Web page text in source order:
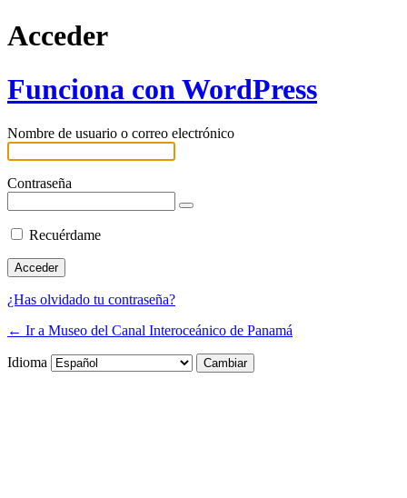
Acceder
Funciona con WordPress
Nombre de usuario o correo electrónico
Contraseña
Recuérdame
¿Has olvidado tu contraseña?
← Ir a Museo del Canal Interoceánico de Panamá
Idioma